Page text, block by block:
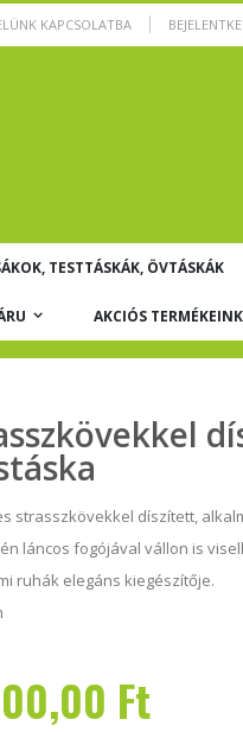
KAPCSOLATBA
TESTTÁSKÁK, ÖVTÁSKÁK
AKCIÓS TERMÉKEINK
strasszkövekkel díszített,
láncos fogójával vállon is
ruhák elegáns kiegészítője.
Ft